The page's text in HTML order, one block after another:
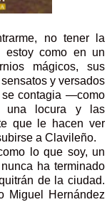
no tener la
estoy como en un
mágicos, sus
y versados
contagia —como
locura y las
que le hacen ver
a Clavileño.
lo que soy, un
ha terminado
de la ciudad.
Miguel Hernández